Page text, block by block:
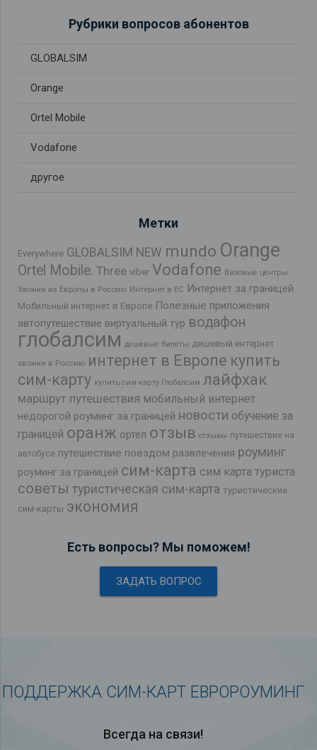
Рубрики вопросов абонентов
GLOBALSIM
Orange
Ortel Mobile
Vodafone
другое
Метки
Everywhere GLOBALSIM NEW mundo Orange
Ortel Mobile. Three viber Vodafone Визовые центры
Звонки из Европы в Россию Интернет в ЕС Интернет за границей
Мобильный интернет в Европе Полезные приложения
автопутешествие виртуальный тур водафон
глобалсим дешевые билеты дешевый интернет
звонки в Россию интернет в Европе купить
сим-карту купить сим-карту Глобалсим лайфхак
маршрут путешествия мобильный интернет
недорогой роуминг за границей новости обучение за
границей оранж ортел отзыв отзывы путешествие на
автобусе путешествие поездом развлечения роуминг
роуминг за границей сим-карта сим карта туриста
советы туристическая сим-карта туристические
сим-карты экономия
Есть вопросы? Мы поможем!
ЗАДАТЬ ВОПРОС
ПОДДЕРЖКА СИМ-КАРТ ЕВРОРОУМИНГ
Всегда на связи!